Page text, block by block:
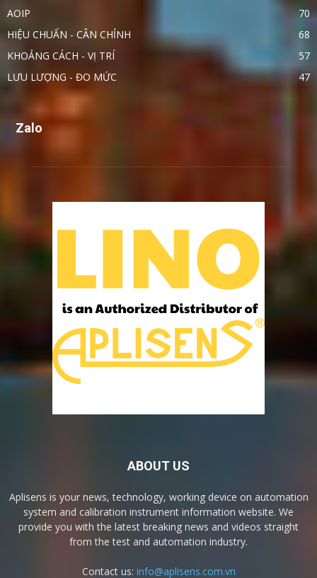
AOIP
70
HIỆU CHUẨN - CÂN CHỈNH
68
KHOẢNG CÁCH - VỊ TRÍ
57
LƯU LƯỢNG - ĐO MỨC
47
Zalo
ABOUT US
Aplisens is your news, technology, working device on automation
system and calibration instrument information website. We
provide you with the latest breaking news and videos straight
from the test and automation industry.
Contact us: info@aplisens.com.vn